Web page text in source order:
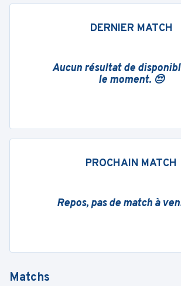
DERNIER MATCH
Aucun résultat de
le moment. 😔
PROCHAIN MATCH
Repos, pas de match à
Matchs